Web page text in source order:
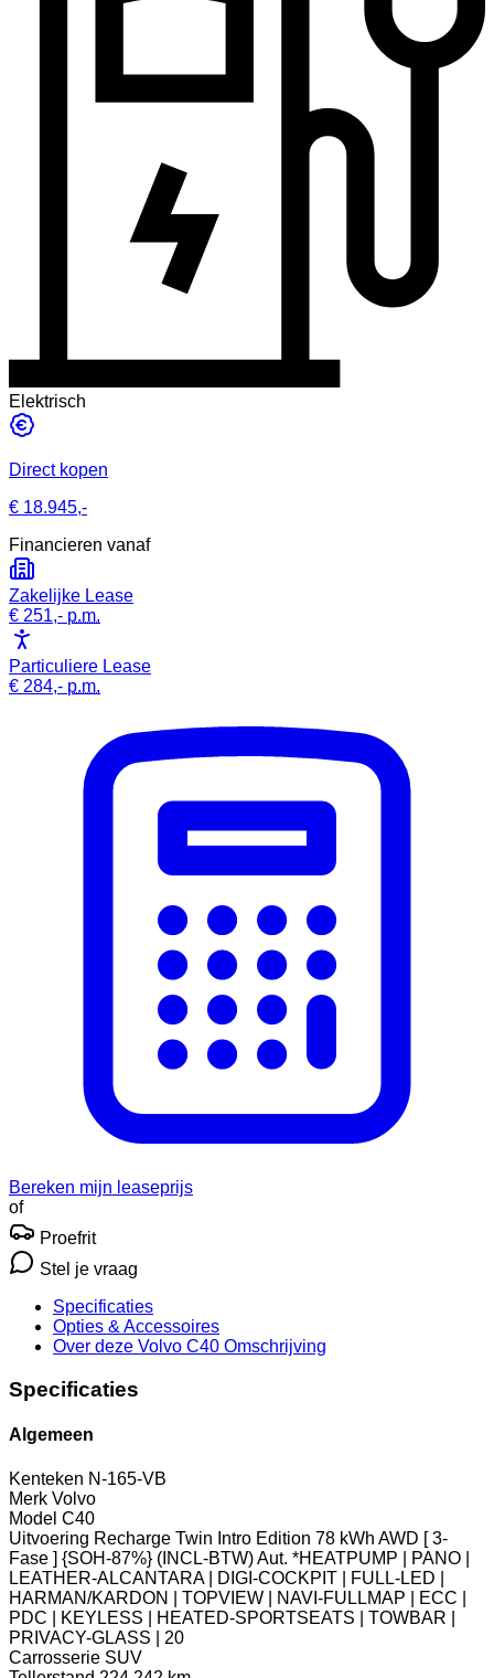
Elektrisch
Direct kopen
€ 18.945,-
Financieren vanaf
Zakelijke Lease
€ 251,- p.m.
Particuliere Lease
€ 284,- p.m.
Bereken mijn leaseprijs
of
Proefrit
Stel je vraag
Specificaties
Opties & Accessoires
Over deze Volvo C40 Omschrijving
Specificaties
Algemeen
Kenteken N-165-VB
Merk Volvo
Model C40
Uitvoering Recharge Twin Intro Edition 78 kWh AWD [ 3-
Fase ] {SOH-87%} (INCL-BTW) Aut. *HEATPUMP | PANO |
LEATHER-ALCANTARA | DIGI-COCKPIT | FULL-LED |
HARMAN/KARDON | TOPVIEW | NAVI-FULLMAP | ECC |
PDC | KEYLESS | HEATED-SPORTSEATS | TOWBAR |
PRIVACY-GLASS | 20
Carrosserie SUV